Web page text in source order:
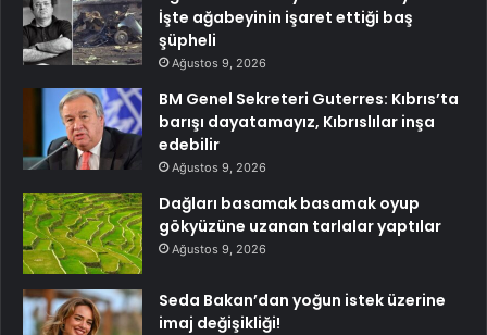
İşte ağabeyinin işaret ettiği baş
şüpheli
Ağustos 9, 2026
BM Genel Sekreteri Guterres: Kıbrıs’ta
barışı dayatamayız, Kıbrıslılar inşa
edebilir
Ağustos 9, 2026
Dağları basamak basamak oyup
gökyüzüne uzanan tarlalar yaptılar
Ağustos 9, 2026
Seda Bakan’dan yoğun istek üzerine
imaj değişikliği!